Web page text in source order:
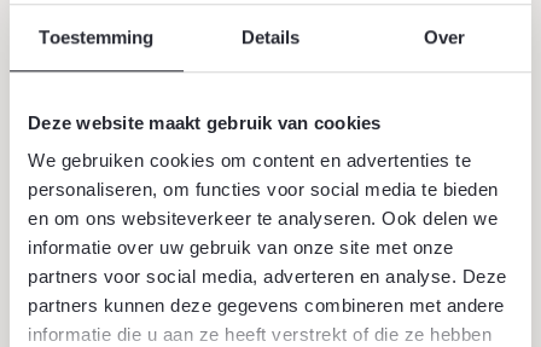
Toestemming Details Over
Deze website maakt gebruik van cookies
We gebruiken cookies om content en advertenties te
personaliseren, om functies voor social media te bieden
en om ons websiteverkeer te analyseren. Ook delen we
informatie over uw gebruik van onze site met onze
partners voor social media, adverteren en analyse. Deze
partners kunnen deze gegevens combineren met andere
informatie die u aan ze heeft verstrekt of die ze hebben